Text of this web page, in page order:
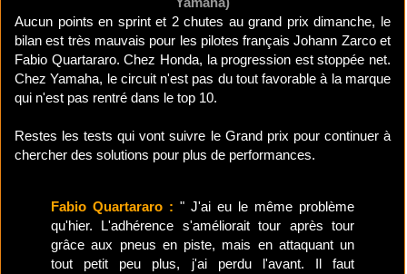
Aucun points en sprint et 2 chutes au grand prix dimanche, le
bilan est très mauvais pour les pilotes français Johann Zarco et
Fabio Quartararo. Chez Honda, la progression est stoppée net.
Chez Yamaha, le circuit n'est pas du tout favorable à la marque
qui n'est pas rentré dans le top 10.
Restes les tests qui vont suivre le Grand prix pour continuer à
chercher des solutions pour plus de performances.
Fabio Quartararo : " J'ai eu le même problème
qu'hier. L'adhérence s'améliorait tour après tour
grâce aux pneus en piste, mais en attaquant un
tout petit peu plus, j'ai perdu l'avant. Il faut